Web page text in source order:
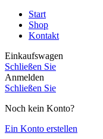
Start
Shop
Kontakt
Einkaufswagen
Schließen Sie
Anmelden
Schließen Sie
Noch kein Konto?
Ein Konto erstellen